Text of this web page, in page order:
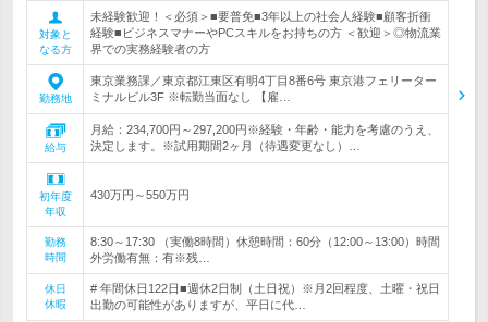
対象と
なる方
未経験歓迎！＜必須＞■要普免■3年以上の社会人経験■顧客折衝
経験■ビジネスマナーやPCスキルをお持ちの方 ＜歓迎＞◎物流業
界での実務経験者の方
勤務地
東京業務課／東京都江東区有明4丁目8番6号 東京港フェリーター
ミナルビル3F ※転勤当面なし 【雇…
給与
月給：234,700円～297,200円※経験・年齢・能力を考慮のうえ、
決定します。※試用期間2ヶ月（待遇変更なし）…
初年度
年収
430万円～550万円
勤務
時間
8:30～17:30 （実働8時間）休憩時間：60分（12:00～13:00）時間
外労働有無：有※残…
休日
休暇
# 年間休日122日■週休2日制（土日祝）※月2回程度、土曜・祝日
出勤の可能性がありますが、平日に代…